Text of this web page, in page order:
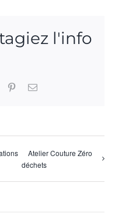
l'info
WhatsApp
PinterestEmail
Atelier Couture Zéro
déchets